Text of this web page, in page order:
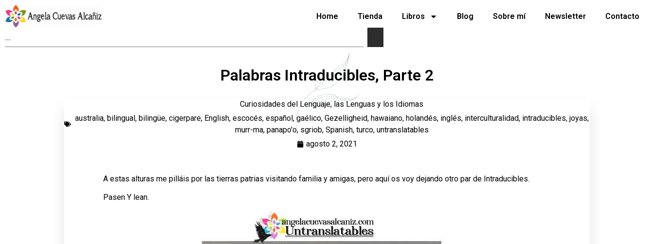
Home Tienda Libros Blog Sobre mí Newsletter Contacto
Palabras Intraducibles, Parte 2
Curiosidades del Lenguaje, las Lenguas y los Idiomas
australia, bilingual, bilingüe, cigerpare, English, escocés, español,gaélico, Gezelligheid, hawaiano, holandés, inglés, interculturalidad, intraducibles, joyas,
murr-ma, panapo'o, sgriob, Spanish, turco, untranslatables
agosto 2, 2021
A estas alturas me pilláis por las tierras patrias visitando familia y amigas, pero aquí os voy dejando otro par de Intraducibles.
Pasen Y lean.